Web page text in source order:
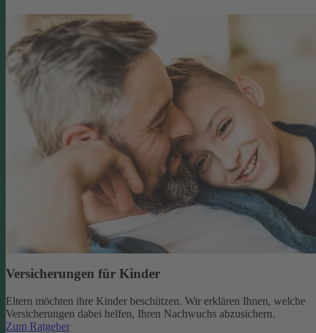
Versicherungen für Kinder
Eltern möchten ihre Kinder beschützen. Wir erklären Ihnen, welche
Versicherungen dabei helfen, Ihren Nachwuchs abzusichern.
Zum Ratgeber